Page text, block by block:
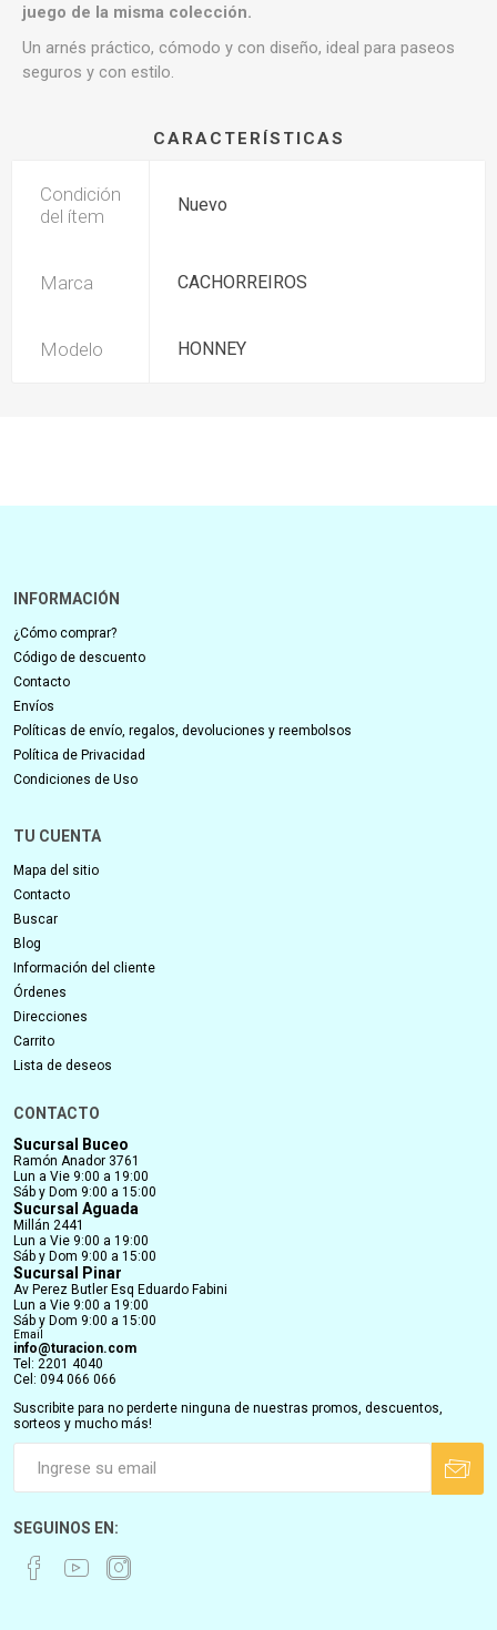
juego de la misma colección.
Un arnés práctico, cómodo y con diseño, ideal para paseos
seguros y con estilo.
CARACTERÍSTICAS
Condición
del ítem
Nuevo
Marca CACHORREIROS
Modelo HONNEY
INFORMACIÓN
¿Cómo comprar?
Código de descuento
Contacto
Envíos
Políticas de envío, regalos, devoluciones y reembolsos
Política de Privacidad
Condiciones de Uso
TU CUENTA
Mapa del sitio
Contacto
Buscar
Blog
Información del cliente
Órdenes
Direcciones
Carrito
Lista de deseos
CONTACTO
Sucursal Buceo
Ramón Anador 3761
Lun a Vie 9:00 a 19:00
Sáb y Dom 9:00 a 15:00
Sucursal Aguada
Millán 2441
Lun a Vie 9:00 a 19:00
Sáb y Dom 9:00 a 15:00
Sucursal Pinar
Av Perez Butler Esq Eduardo Fabini
Lun a Vie 9:00 a 19:00
Sáb y Dom 9:00 a 15:00
Email
info@turacion.com
Tel: 2201 4040
Cel: 094 066 066
Suscribite para no perderte ninguna de nuestras promos, descuentos,
sorteos y mucho más!
SEGUINOS EN: